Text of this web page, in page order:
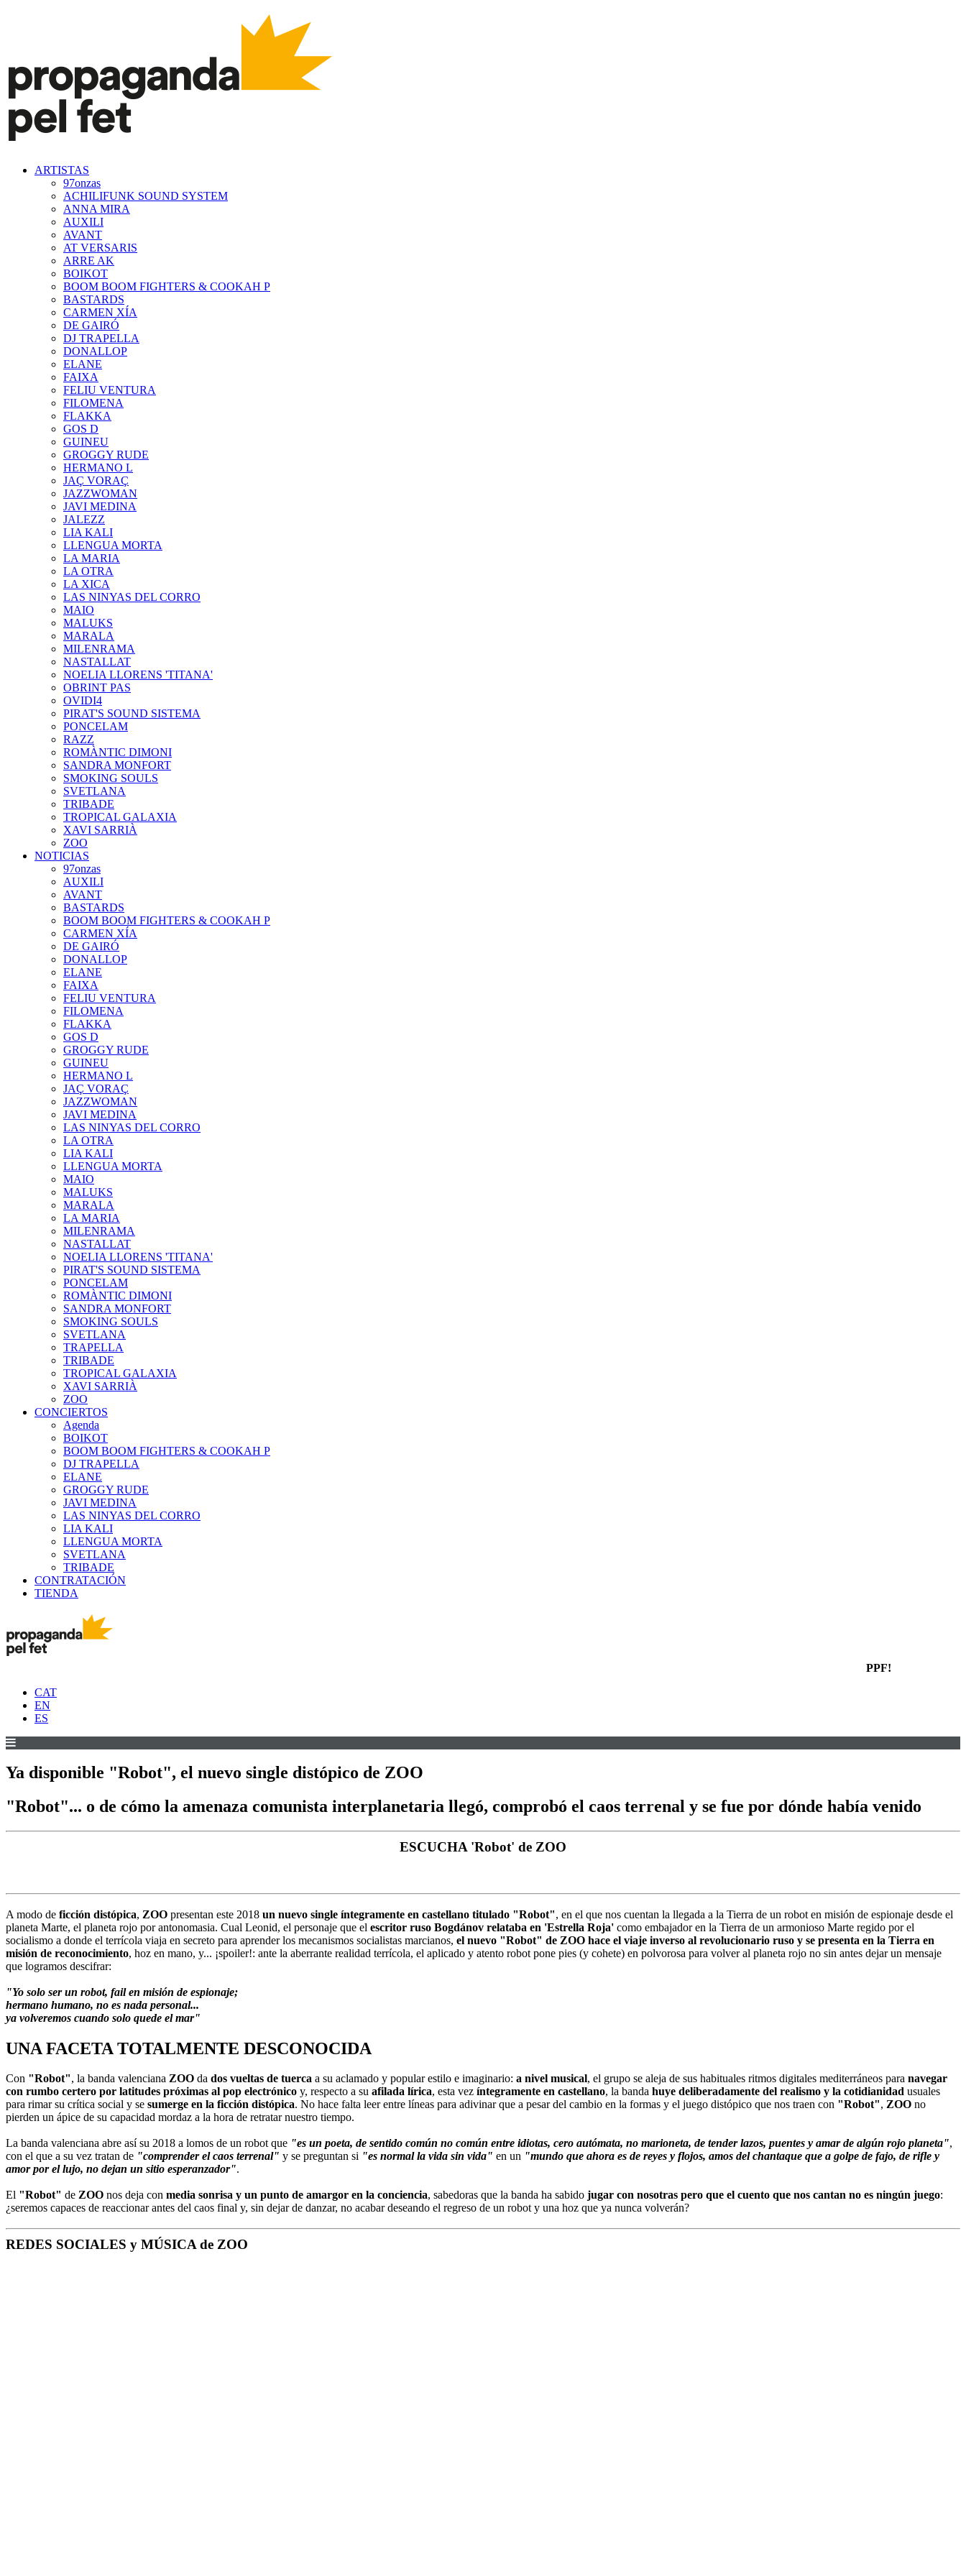
ARTISTAS
97onzas
ACHILIFUNK SOUND SYSTEM
ANNA MIRA
AUXILI
AVANT
AT VERSARIS
ARRE AK
BOIKOT
BOOM BOOM FIGHTERS & COOKAH P
BASTARDS
CARMEN XÍA
DE GAIRÓ
DJ TRAPELLA
DONALLOP
ELANE
FAIXA
FELIU VENTURA
FILOMENA
FLAKKA
GOS D
GUINEU
GROGGY RUDE
HERMANO L
JAÇ VORAÇ
JAZZWOMAN
JAVI MEDINA
JALEZZ
LIA KALI
LLENGUA MORTA
LA MARIA
LA OTRA
LA XICA
LAS NINYAS DEL CORRO
MAIO
MALUKS
MARALA
MILENRAMA
NASTALLAT
NOELIA LLORENS 'TITANA'
OBRINT PAS
OVIDI4
PIRAT'S SOUND SISTEMA
PONCELAM
RAZZ
ROMÀNTIC DIMONI
SANDRA MONFORT
SMOKING SOULS
SVETLANA
TRIBADE
TROPICAL GALAXIA
XAVI SARRIÀ
ZOO
NOTICIAS
97onzas
AUXILI
AVANT
BASTARDS
BOOM BOOM FIGHTERS & COOKAH P
CARMEN XÍA
DE GAIRÓ
DONALLOP
ELANE
FAIXA
FELIU VENTURA
FILOMENA
FLAKKA
GOS D
GROGGY RUDE
GUINEU
HERMANO L
JAÇ VORAÇ
JAZZWOMAN
JAVI MEDINA
LAS NINYAS DEL CORRO
LA OTRA
LIA KALI
LLENGUA MORTA
MAIO
MALUKS
MARALA
LA MARIA
MILENRAMA
NASTALLAT
NOELIA LLORENS 'TITANA'
PIRAT'S SOUND SISTEMA
PONCELAM
ROMÀNTIC DIMONI
SANDRA MONFORT
SMOKING SOULS
SVETLANA
TRAPELLA
TRIBADE
TROPICAL GALAXIA
XAVI SARRIÀ
ZOO
CONCIERTOS
Agenda
BOIKOT
BOOM BOOM FIGHTERS & COOKAH P
DJ TRAPELLA
ELANE
GROGGY RUDE
JAVI MEDINA
LAS NINYAS DEL CORRO
LIA KALI
LLENGUA MORTA
SVETLANA
TRIBADE
CONTRATACIÓN
TIENDA
PPF!
CAT
EN
ES
Ya disponible "Robot", el nuevo single distópico de ZOO
"Robot"... o de cómo la amenaza comunista interplanetaria llegó, comprobó el caos terrenal y se fue por dónde había venido
ESCUCHA 'Robot' de ZOO
A modo de ficción distópica, ZOO presentan este 2018 un nuevo single íntegramente en castellano titulado "Robot", en el que nos cuentan la llegada a la Tierra de un robot en misión de espionaje desde el
planeta Marte, el planeta rojo por antonomasia. Cual Leonid, el personaje que el escritor ruso Bogdánov relataba en 'Estrella Roja' como embajador en la Tierra de un armonioso Marte regido por el
socialismo a donde el terrícola viaja en secreto para aprender los mecanismos socialistas marcianos, el nuevo "Robot" de ZOO hace el viaje inverso al revolucionario ruso y se presenta en la Tierra en
misión de reconocimiento, hoz en mano, y... ¡spoiler!: ante la aberrante realidad terrícola, el aplicado y atento robot pone pies (y cohete) en polvorosa para volver al planeta rojo no sin antes dejar un mensaje
que logramos descifrar:
"Yo solo ser un robot, fail en misión de espionaje;
hermano humano, no es nada personal...
ya volveremos cuando solo quede el mar"
UNA FACETA TOTALMENTE DESCONOCIDA
Con "Robot", la banda valenciana ZOO da dos vueltas de tuerca a su aclamado y popular estilo e imaginario: a nivel musical, el grupo se aleja de sus habituales ritmos digitales mediterráneos para navegar
con rumbo certero por latitudes próximas al pop electrónico y, respecto a su afilada lírica, esta vez íntegramente en castellano, la banda huye deliberadamente del realismo y la cotidianidad usuales
para rimar su crítica social y se sumerge en la ficción distópica. No hace falta leer entre líneas para adivinar que a pesar del cambio en la formas y el juego distópico que nos traen con "Robot", ZOO no
pierden un ápice de su capacidad mordaz a la hora de retratar nuestro tiempo.
La banda valenciana abre así su 2018 a lomos de un robot que "es un poeta, de sentido común no común entre idiotas, cero autómata, no marioneta, de tender lazos, puentes y amar de algún rojo planeta",
con el que a su vez tratan de "comprender el caos terrenal" y se preguntan si "es normal la vida sin vida" en un "mundo que ahora es de reyes y flojos, amos del chantaque que a golpe de fajo, de rifle y
amor por el lujo, no dejan un sitio esperanzador".
El "Robot" de ZOO nos deja con media sonrisa y un punto de amargor en la conciencia, sabedoras que la banda ha sabido jugar con nosotras pero que el cuento que nos cantan no es ningún juego:
¿seremos capaces de reaccionar antes del caos final y, sin dejar de danzar, no acabar deseando el regreso de un robot y una hoz que ya nunca volverán?
REDES SOCIALES y MÚSICA de ZOO